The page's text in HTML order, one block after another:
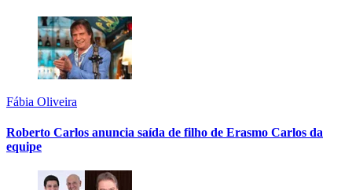
Fábia Oliveira
Roberto Carlos anuncia saída de filho de Erasmo Carlos da
equipe